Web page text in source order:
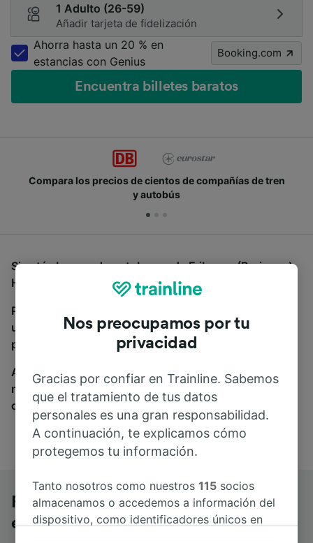
1 Adulto (26-59)
Añadir tarjeta de fidelización
Ahorra hasta un 20 % en
estancias con Genius
Booking.com
Encuentra billetes baratos
Compara los precios de cientos de compañías de tren
y autobús
Si estás buscando autobuses de Friburgo (Breisgau)
Hbf a Lörrach Hbf, estás en el sitio adecuado.
Para encontrar billetes de autobús, simplemente haz
una búsqueda y nosotros compararemos horarios y
precios tanto de tren como de autobús.
A donde quiera que vayas, tu viaje empieza con
nosotros. Encuentra billetes de más de 170
compañías de tren y autobús.
Friburgo (Breisgau) Hbf a Lörrach Hbf
en autobús
Nos preocupamos por tu
privacidad
Gracias por confiar en Trainline. Sabemos
que el tratamiento de tus datos
personales es una gran responsabilidad.
A continuación, te explicamos cómo
protegemos tu información.
Tanto nosotros como nuestros115 socios
almacenamos o accedemos a información del
dispositivo, como identificadores únicos en